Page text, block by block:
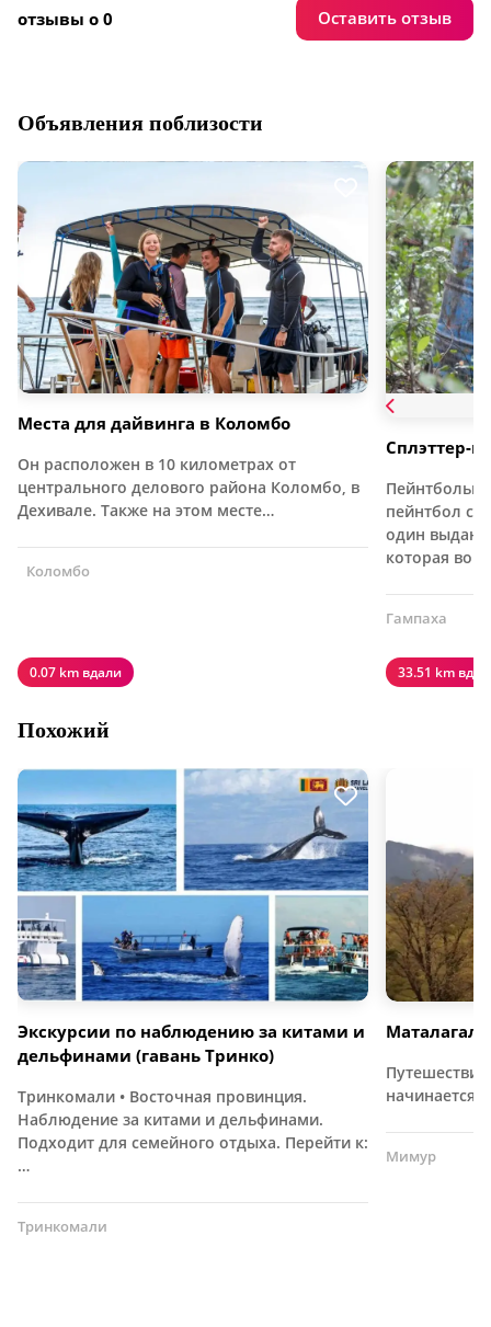
отзывы о 0 Оставить отзыв
Объявления поблизости
Места для дайвинга в Коломбо
Он расположен в 10 километрах от
центрального делового района Коломбо, в
Дехивале. Также на этом месте…
Коломбо
0.07 km вдали
Сплэттер-
пейнтбол с
один
которая
Гампаха
33.51 km
Похожий
Экскурсии по наблюдению за китами и
дельфинами (гавань Тринко)
Тринкомали • Восточная провинция.
Наблюдение за китами и дельфинами.
Подходит для семейного отдыха. Перейти к:
…
Тринкомали
начинается
Мимур